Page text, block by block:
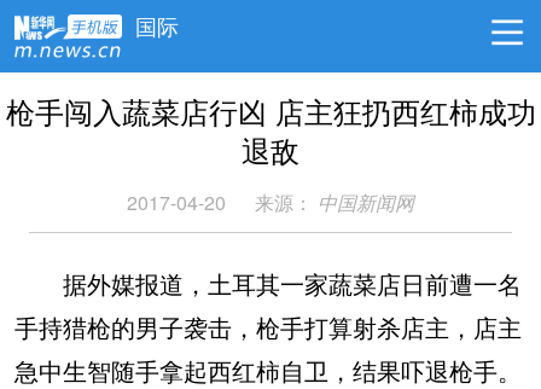
国际
枪手闯入蔬菜店行凶 店主狂扔西红柿成功
退敌
2017-04-20 来源： 中国新闻网
据外媒报道，土耳其一家蔬菜店日前遭一名
手持猎枪的男子袭击，枪手打算射杀店主，店主
急中生智随手拿起西红柿自卫，结果吓退枪手。